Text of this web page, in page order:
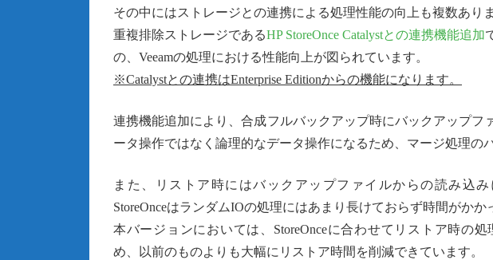
その中にはストレージとの連携による処理性能の向上も複数ありま
重複排除ストレージであるHP StoreOnce Catalystとの連携機能追加
の、Veeamの処理における性能向上が図られています。
※Catalystとの連携はEnterprise Editionからの機能になります。
連携機能追加により、合成フルバックアップ時にバックアップフ
ータ操作ではなく論理的なデータ操作になるため、マージ処理の
また、リストア時にはバックアップファイルからの読み込
StoreOnceはランダムIOの処理にはあまり長けておらず時間がかか
本バージョンにおいては、StoreOnceに合わせてリストア時の
め、以前のものよりも大幅にリストア時間を削減できています。